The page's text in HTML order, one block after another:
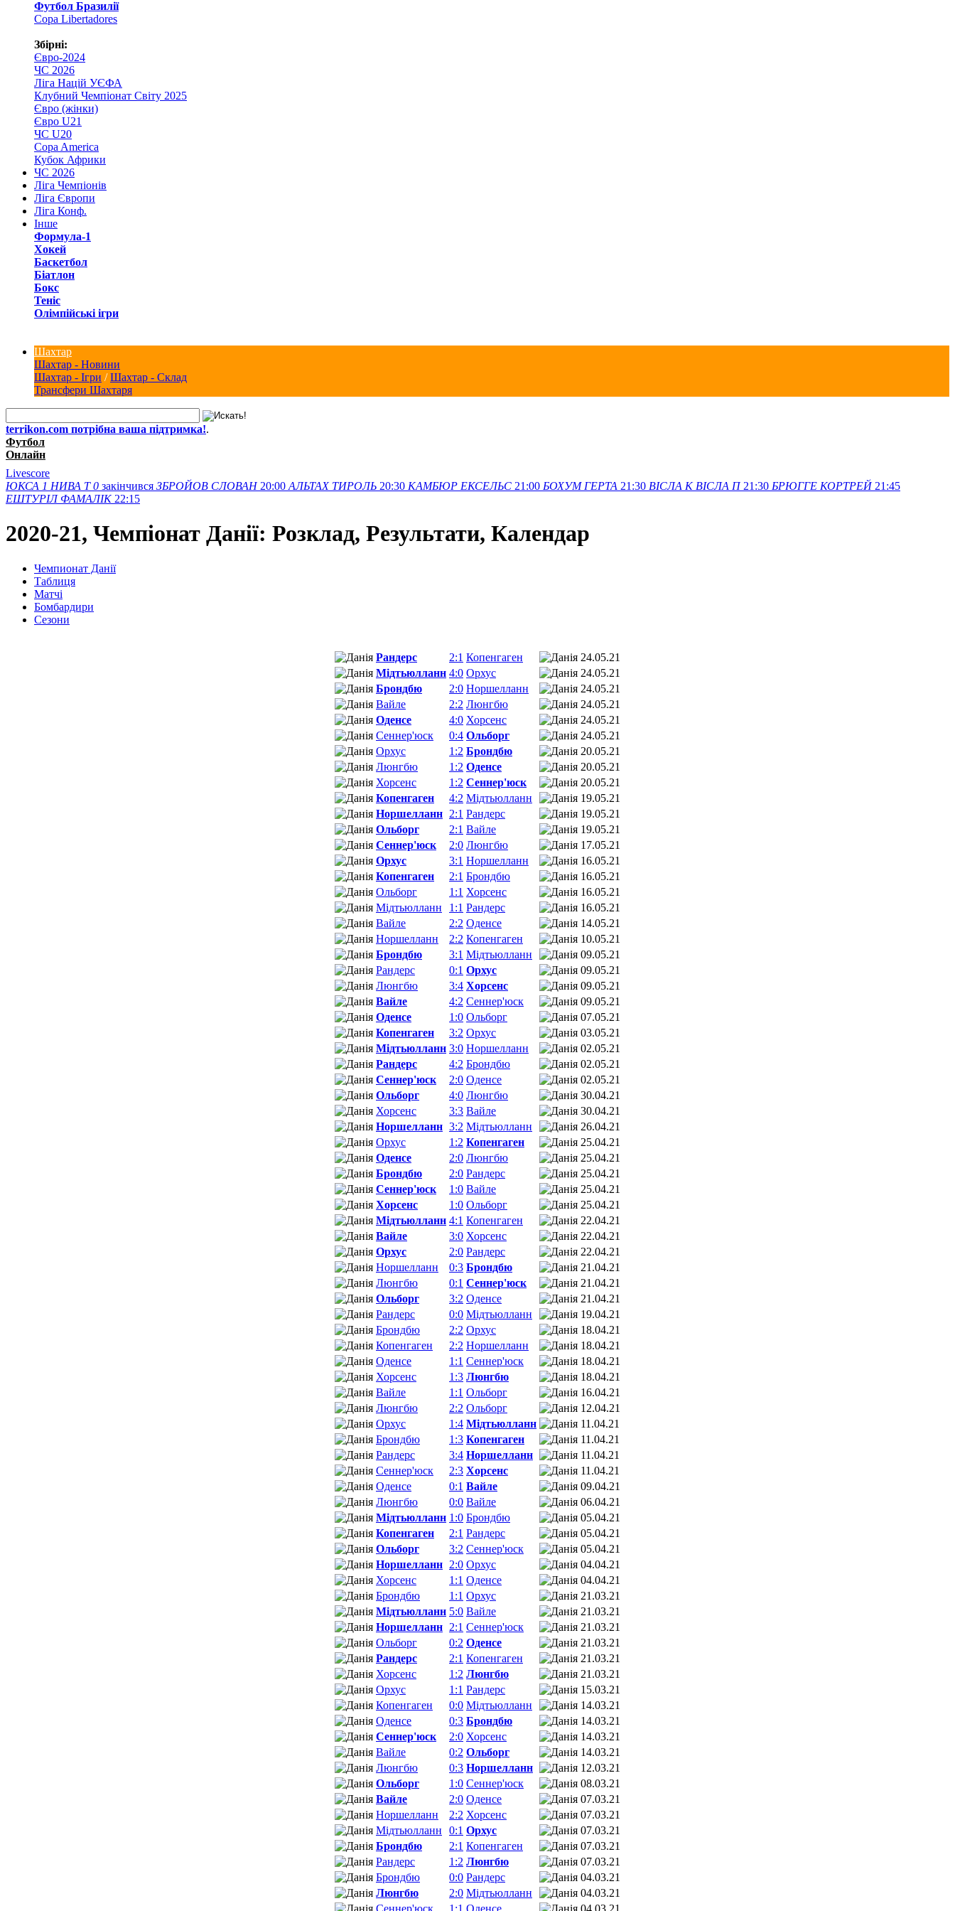
Футбол Бразилії
Copa Libertadores
Збірні:
Євро-2024
ЧС 2026
Ліга Націй УЄФА
Клубний Чемпіонат Світу 2025
Євро (жінки)
Євро U21
ЧС U20
Copa America
Кубок Африки
ЧС 2026
Ліга Чемпіонів
Ліга Європи
Ліга Конф.
Інше
Формула-1
Хокей
Баскетбол
Біатлон
Бокс
Теніс
Олімпійські ігри
Шахтар
Шахтар - Новини
Шахтар - Ігри /Шахтар - Склад
Трансфери Шахтаря
terrikon.com потрібна ваша підтримка!.
Футбол
Онлайн
Livescore
ЮКСА 1 НИВА Т 0 закінчився ЗБРОЙОВ СЛОВАН 20:00 АЛЬТАХ ТИРОЛЬ 20:30 КАМБЮР ЕКСЕЛЬС 21:00 БОХУМ ГЕРТА 21:30 ВІСЛА K ВІСЛА П 21:30 БРЮГГЕ КОРТРЕЙ 21:45
ЕШТУРІЛ ФАМАЛІК 22:15
2020-21, Чемпіонат Данії: Розклад, Результати, Календар
Чемпионат Данії
Таблиця
Матчi
Бомбардири
Сезони
Рандерс 2:1 Копенгаген
24.05.21
Мідтьюлланн 4:0 Орхус
24.05.21
Брондбю
2:0 Норшелланн
24.05.21
Вайле
2:2 Люнгбю
24.05.21
Оденсе
4:0 Хорсенс
24.05.21
Сеннер'юск
0:4 Ольборг
24.05.21
Орхус
1:2 Брондбю
20.05.21
Люнгбю
1:2 Оденсе
20.05.21
Хорсенс
1:2 Сеннер'юск
20.05.21
Копенгаген
4:2 Мідтьюлланн
19.05.21
Норшелланн 2:1 Рандерс
19.05.21
Ольборг
2:1 Вайле
19.05.21
Сеннер'юск
2:0 Люнгбю
17.05.21
Орхус
3:1 Норшелланн
16.05.21
Копенгаген
2:1 Брондбю
16.05.21
Ольборг
1:1 Хорсенс
16.05.21
Мідтьюлланн
1:1 Рандерс
16.05.21
Вайле
2:2 Оденсе
14.05.21
Норшелланн
2:2 Копенгаген
10.05.21
Брондбю
3:1 Мідтьюлланн
09.05.21
Рандерс
0:1 Орхус
09.05.21
Люнгбю
3:4 Хорсенс
09.05.21
Вайле
4:2 Сеннер'юск
09.05.21
Оденсе
1:0 Ольборг
07.05.21
Копенгаген
3:2 Орхус
03.05.21
Мідтьюлланн 3:0 Норшелланн
02.05.21
Рандерс
4:2 Брондбю
02.05.21
Сеннер'юск
2:0 Оденсе
02.05.21
Ольборг
4:0 Люнгбю
30.04.21
Хорсенс
3:3 Вайле
30.04.21
Норшелланн 3:2 Мідтьюлланн
26.04.21
Орхус
1:2 Копенгаген
25.04.21
Оденсе
2:0 Люнгбю
25.04.21
Брондбю
2:0 Рандерс
25.04.21
Сеннер'юск
1:0 Вайле
25.04.21
Хорсенс
1:0 Ольборг
25.04.21
Мідтьюлланн 4:1 Копенгаген
22.04.21
Вайле
3:0 Хорсенс
22.04.21
Орхус
2:0 Рандерс
22.04.21
Норшелланн
0:3 Брондбю
21.04.21
Люнгбю
0:1 Сеннер'юск
21.04.21
Ольборг
3:2 Оденсе
21.04.21
Рандерс
0:0 Мідтьюлланн
19.04.21
Брондбю
2:2 Орхус
18.04.21
Копенгаген
2:2 Норшелланн
18.04.21
Оденсе
1:1 Сеннер'юск
18.04.21
Хорсенс
1:3 Люнгбю
18.04.21
Вайле
1:1 Ольборг
16.04.21
Люнгбю
2:2 Ольборг
12.04.21
Орхус
1:4 Мідтьюлланн
11.04.21
Брондбю
1:3 Копенгаген
11.04.21
Рандерс
3:4 Норшелланн
11.04.21
Сеннер'юск
2:3 Хорсенс
11.04.21
Оденсе
0:1 Вайле
09.04.21
Люнгбю
0:0 Вайле
06.04.21
Мідтьюлланн 1:0 Брондбю
05.04.21
Копенгаген
2:1 Рандерс
05.04.21
Ольборг
3:2 Сеннер'юск
05.04.21
Норшелланн 2:0 Орхус
04.04.21
Хорсенс
1:1 Оденсе
04.04.21
Брондбю
1:1 Орхус
21.03.21
Мідтьюлланн 5:0 Вайле
21.03.21
Норшелланн 2:1 Сеннер'юск
21.03.21
Ольборг
0:2 Оденсе
21.03.21
Рандерс
2:1 Копенгаген
21.03.21
Хорсенс
1:2 Люнгбю
21.03.21
Орхус
1:1 Рандерс
15.03.21
Копенгаген
0:0 Мідтьюлланн
14.03.21
Оденсе
0:3 Брондбю
14.03.21
Сеннер'юск
2:0 Хорсенс
14.03.21
Вайле
0:2 Ольборг
14.03.21
Люнгбю
0:3 Норшелланн
12.03.21
Ольборг
1:0 Сеннер'юск
08.03.21
Вайле
2:0 Оденсе
07.03.21
Норшелланн
2:2 Хорсенс
07.03.21
Мідтьюлланн
0:1 Орхус
07.03.21
Брондбю
2:1 Копенгаген
07.03.21
Рандерс
1:2 Люнгбю
07.03.21
Брондбю
0:0 Рандерс
04.03.21
Люнгбю
2:0 Мідтьюлланн
04.03.21
Сеннер'юск
1:1 Оденсе 04.03.21